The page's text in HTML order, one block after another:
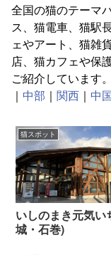
全国の猫のテーマ
ス、猫電車、猫駅
ェやアート、猫雑
店、猫カフェや保
ご紹介しています
｜ 中部 ｜ 関西 ｜ 中
猫スポット
いしのまき元気い
城・石巻)